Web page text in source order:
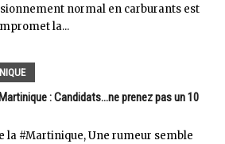
normal en carburants est
la...
: Candidats...ne prenez pas un 10
la #Martinique, Une rumeur semble